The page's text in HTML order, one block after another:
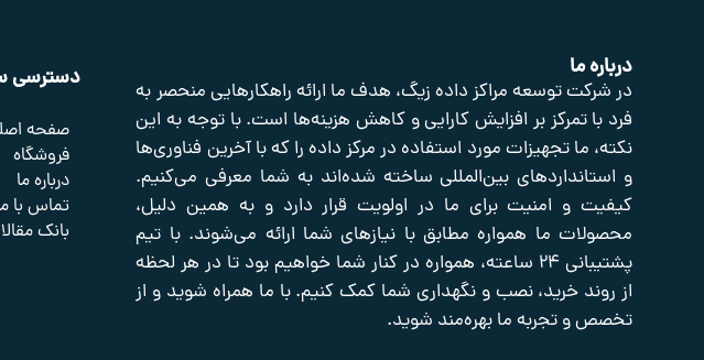
درباره ما
در شرکت توسعه مراکز داده زیگ، هدف ما ارائه راهکارهایی منحصر به
فرد با تمرکز بر افزایش کارایی و کاهش هزینه‌ها است. با توجه به این
نکته، ما تجهیزات مورد استفاده در مرکز داده را که با آخرین فناوری‌ها
و استانداردهای بین‌المللی ساخته شده‌اند به شما معرفی می‌کنیم.
کیفیت و امنیت برای ما در اولویت قرار دارد و به همین دلیل،
محصولات ما همواره مطابق با نیازهای شما ارائه می‌شوند. با تیم
پشتیبانی ۲۴ ساعته، همواره در کنار شما خواهیم بود تا در هر لحظه
از روند خرید، نصب و نگهداری شما کمک کنیم. با ما همراه شوید و از
تخصص و تجربه ما بهره‌مند شوید.
دسترسی
صفحه
فروشگاه
درباره ما
تماس با
بانک